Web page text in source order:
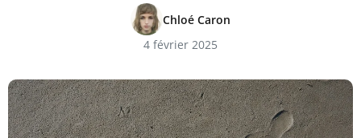
Chloé Caron
4 février 2025